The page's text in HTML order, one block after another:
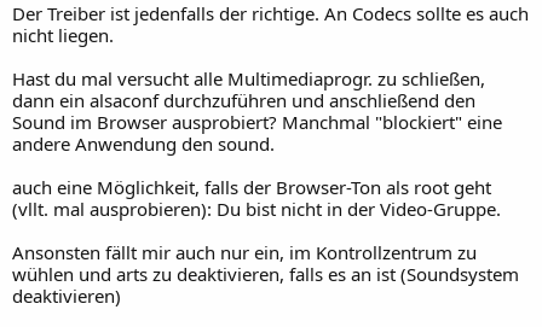
Der Treiber ist jedenfalls der richtige. An Codecs sollte es auch
nicht liegen.
Hast du mal versucht alle Multimediaprogr. zu schließen,
dann ein alsaconf durchzuführen und anschließend den
Sound im Browser ausprobiert? Manchmal "blockiert" eine
andere Anwendung den sound.
auch eine Möglichkeit, falls der Browser-Ton als root geht
(vllt. mal ausprobieren): Du bist nicht in der Video-Gruppe.
Ansonsten fällt mir auch nur ein, im Kontrollzentrum zu
wühlen und arts zu deaktivieren, falls es an ist (Soundsystem
deaktivieren)